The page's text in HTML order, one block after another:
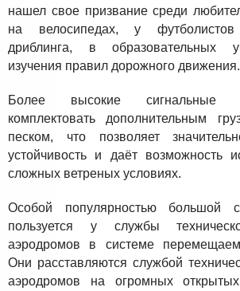
нашел свое призвание среди
на велосипедах, у
дриблинга, в образовательных
изучения правил дорожного движения.
Более высокие сигнальные
комплектовать дополнительным
песком, что позволяет
устойчивость и даёт возможность
сложных ветреных условиях.
Особой популярностью большой
пользуется у службы
аэродромов в системе
Они расставляются службой
аэродромов на огромных